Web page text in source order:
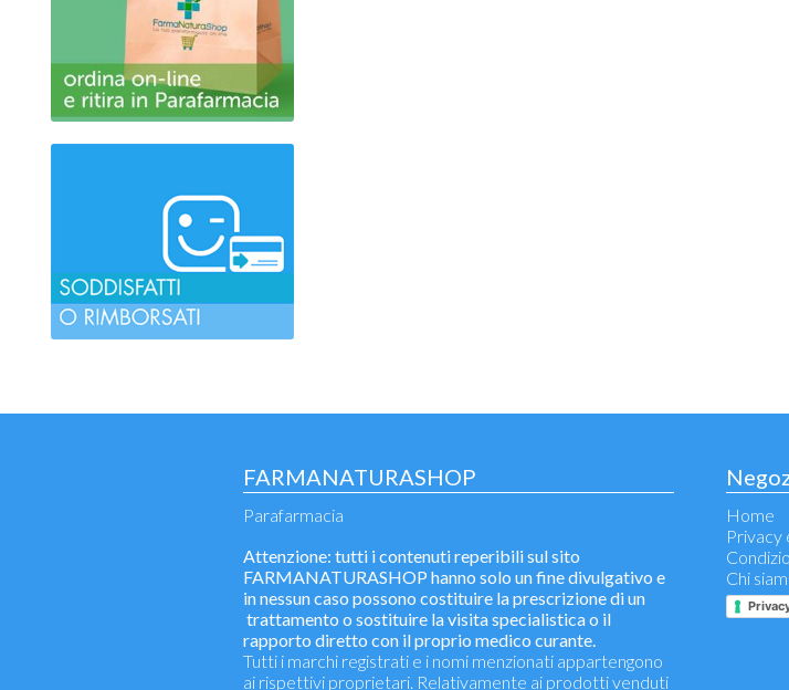
FARMANATURASHOP
Parafarmacia
Attenzione: tutti i contenuti reperibili sul sito
FARMANATURASHOP hanno solo un fine divulgativo e
in nessun caso possono costituire la prescrizione di un
trattamento o sostituire la visita specialistica o il
rapporto diretto con il proprio medico curante.
Tutti i marchi registrati e i nomi menzionati appartengono
ai rispettivi proprietari. Relativamente ai prodotti venduti
Home
Privacy
Chi